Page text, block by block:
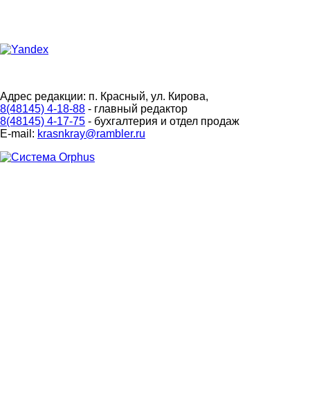
Адрес редакции: п. Красный, ул. Кирова,
8(48145) 4-18-88 - главный редактор
8(48145) 4-17-75 - бухгалтерия и отдел продаж
E-mail: krasnkray@rambler.ru